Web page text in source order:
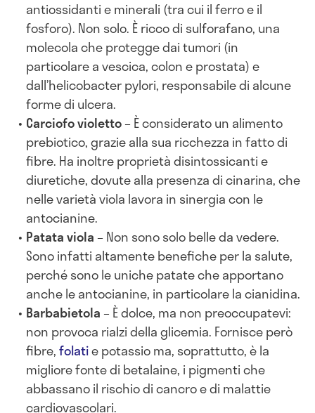
antiossidanti e minerali (tra cui il ferro e il
fosforo). Non solo. È ricco di sulforafano, una
molecola che protegge dai tumori (in
particolare a vescica, colon e prostata) e
dall’helicobacter pylori, responsabile di alcune
forme di ulcera.
Carciofo violetto– È considerato un alimento
prebiotico, grazie alla sua ricchezza in fatto di
fibre. Ha inoltre proprietà disintossicanti e
diuretiche, dovute alla presenza di cinarina, che
nelle varietà viola lavora in sinergia con le
antocianine.
Patata viola – Non sono solo belle da vedere.
Sono infatti altamente benefiche per la salute,
perché sono le uniche patate che apportano
anche le antocianine, in particolare la cianidina.
Barbabietola – È dolce, ma non preoccupatevi:
non provoca rialzi della glicemia. Fornisce però
fibre,folatie potassio ma, soprattutto, è la
migliore fonte di betalaine, i pigmenti che
abbassano il rischio di cancro e di malattie
cardiovascolari.